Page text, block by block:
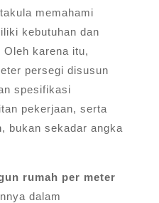
memahami
kebutuhan dan
Oleh karena itu,
persegi disusun
spesifikasi
pekerjaan, serta
bukan sekadar angka
rumah per meter
dalam